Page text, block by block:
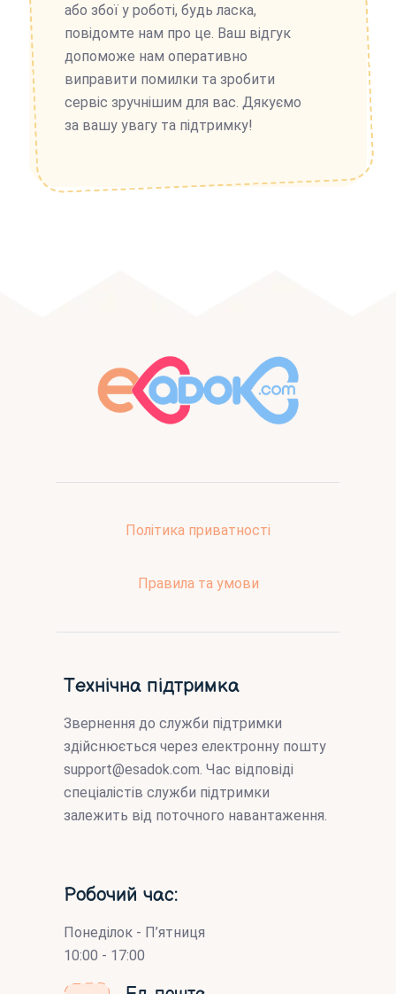
або збої у роботі, будь ласка,
повідомте нам про це. Ваш відгук
допоможе нам оперативно
виправити помилки та зробити
сервіс зручнішим для вас. Дякуємо
за вашу увагу та підтримку!
Політика приватності
Правила та умови
Технічна підтримка
Звернення до служби підтримки
здійснюється через електронну пошту
support@esadok.com . Час відповіді
спеціалістів служби підтримки
залежить від поточного навантаження.
Робочий час:
Понеділок - П’ятниця
10:00 - 17:00